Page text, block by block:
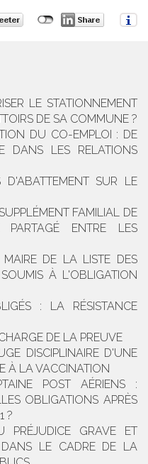
LE STATIONNEMENT
DE SA COMMUNE ?
DU CO-EMPLOI : DE
DANS LES RELATIONS
SUR LE
FAMILIAL DE
PARTAGÉ ENTRE LES
MAIRE DE LA LISTE DES
À L'OBLIGATION
: LA RÉSISTANCE
DE LA PREUVE
DISCIPLINAIRE D'UNE
À LA VACCINATION
POST AÉRIENS :
OBLIGATIONS APRÈS
?
PRÉJUDICE GRAVE ET
DANS LE CADRE DE LA